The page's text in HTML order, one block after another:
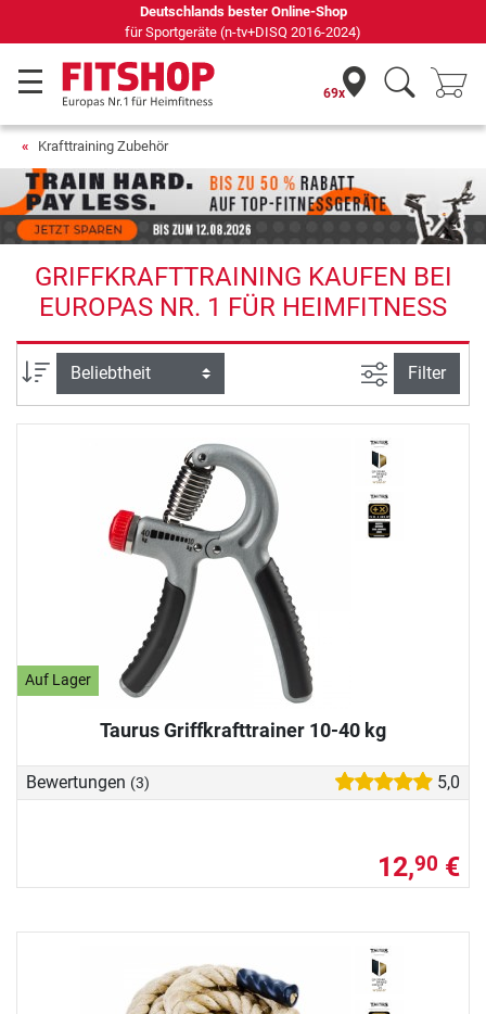
Deutschlands bester Online-Shop
für Sportgeräte (n-tv+DISQ 2016-2024)
69x
Krafttraining Zubehör
GRIFFKRAFTTRAINING KAUFEN BEI
EUROPAS NR. 1 FÜR HEIMFITNESS
Sortierung Ansicht
Filter
Auf Lager
Taurus Griffkrafttrainer 10-40 kg
Bewertungen (3) 5,0
12,90 €